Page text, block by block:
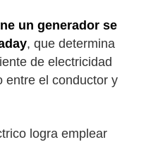
un generador se
, que determina
de electricidad
entre el conductor y
logra emplear